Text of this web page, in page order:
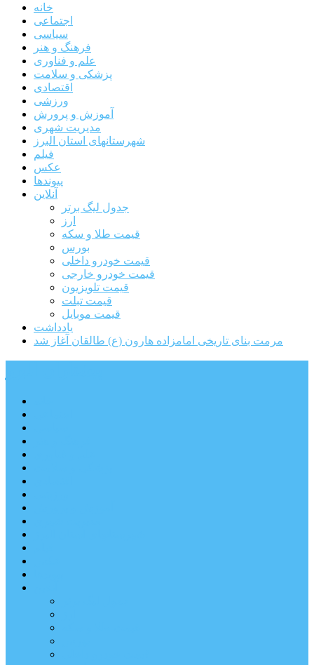
خانه
اجتماعی
سیاسی
فرهنگ و هنر
علم و فناوری
پزشکی و سلامت
اقتصادی
ورزشی
آموزش و پرورش
مدیریت شهری
شهرستانهای استان البرز
فیلم
عکس
پیوندها
آنلاین
جدول لیگ برتر
ارز
قیمت طلا و سکه
بورس
قیمت خودرو داخلی
قیمت خودرو خارجی
قیمت تلویزیون
قیمت تبلت
قیمت موبایل
یادداشت
مرمت بنای تاریخی امامزاده هارون (ع) طالقان آغاز شد